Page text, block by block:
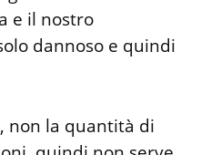
e il nostro
dannoso e quindi
non la quantità di